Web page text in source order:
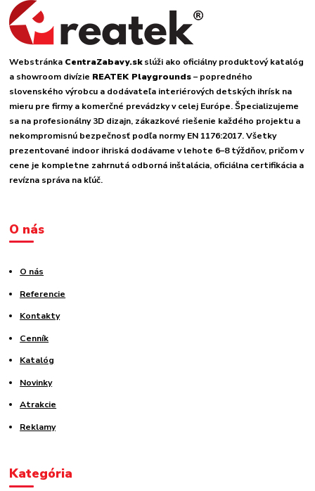
Webstránka CentraZabavy.skslúži ako oficiálny produktový katalóg
a showroom divízie REATEK Playgrounds– popredného
slovenského výrobcu a dodávateľa interiérových detských ihrísk na
mieru pre firmy a komerčné prevádzky v celej Európe. Špecializujeme
sa na profesionálny 3D dizajn, zákazkové riešenie každého projektu a
nekompromisnú bezpečnosť podľa normy EN 1176:2017. Všetky
prezentované indoor ihriská dodávame v lehote 6–8 týždňov, pričom v
cene je kompletne zahrnutá odborná inštalácia, oficiálna certifikácia a
revízna správa na kľúč.
O nás
O nás
Referencie
Kontakty
Cenník
Katalóg
Novinky
Atrakcie
Reklamy
Kategória